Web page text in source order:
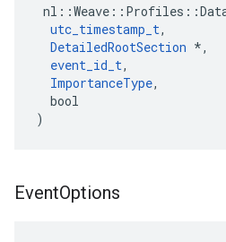
utc_timestamp_t,
DetailedRootSection *,
event_id_t,
ImportanceType,
  bool
)
EventOptions